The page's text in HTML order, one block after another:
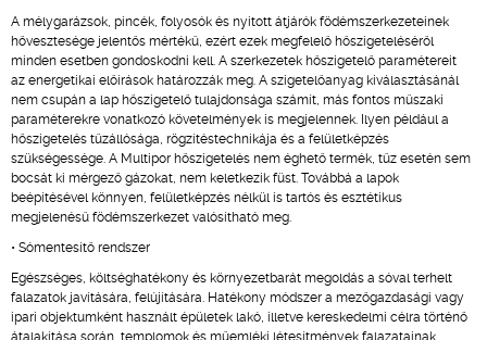
A mélygarázsok, pincék, folyosók és nyitott átjárók födémszerkezeteinek
hővesztesége jelentős mértékű, ezért ezek megfelelő hőszigeteléséről
minden esetben gondoskodni kell. A szerkezetek hőszigetelő paramétereit
az energetikai előírások határozzák meg. A szigetelőanyag kiválasztásánál
nem csupán a lap hőszigetelő tulajdonsága számít, más fontos műszaki
paraméterekre vonatkozó követelmények is megjelennek. Ilyen például a
hőszigetelés tűzállósága, rögzítéstechnikája és a felületképzés
szükségessége. A Multipor hőszigetelés nem éghető termék, tűz esetén sem
bocsát ki mérgező gázokat, nem keletkezik füst. Továbbá a lapok
beépítésével könnyen, felületképzés nélkül is tartós és esztétikus
megjelenésű födémszerkezet valósítható meg.
• Sómentesítő rendszer
Egészséges, költséghatékony és környezetbarát megoldás a sóval terhelt
falazatok javítására, felújítására. Hatékony módszer a mezőgazdasági vagy
ipari objektumként használt épületek lakó, illetve kereskedelmi célra történő
átalakítása során, templomok és műemléki létesítmények falazatainak